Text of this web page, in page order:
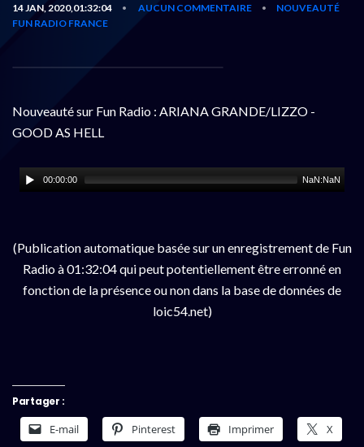
14 JAN, 2020,01:32:04 • AUCUN COMMENTAIRE •
NOUVEAUTÉ
FUN RADIO FRANCE
Nouveauté sur Fun Radio : ARIANA GRANDE/LIZZO -
GOOD AS HELL
00:00:00 NaN:NaN
(Publication automatique basée sur un enregistrement de Fun
Radio à 01:32:04 qui peut potentiellement être erronné en
fonction de la présence ou non dans la base de données de
loic54.net)
Partager :
E-mail Pinterest Imprimer X